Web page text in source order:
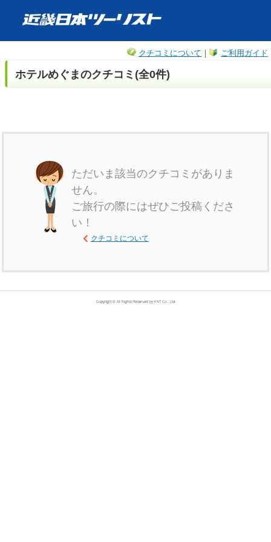
ご利用ガイド
クチコミについて ｜
ホテルめぐまのクチコミ(全0件)
ただいま該当のクチコミがありま
せん。
ご旅行の際にはぜひご投稿くださ
い！
クチコミについて